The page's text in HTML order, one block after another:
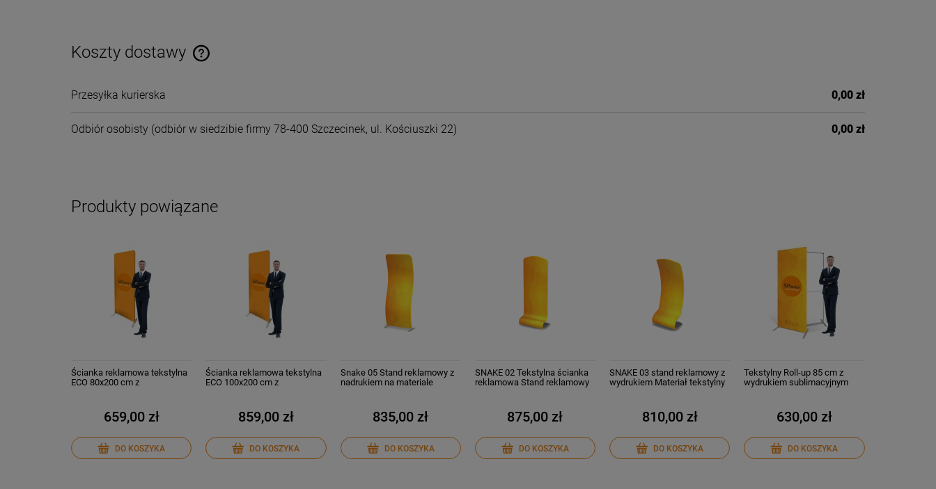
Koszty dostawy
Przesyłka kurierska 0,00 zł
Odbiór osobisty (odbiór w siedzibie firmy 78-400 Szczecinek, ul. Kościuszki 22) 0,00 zł
Produkty powiązane
Ścianka reklamowa tekstylna
ECO 80x200 cm z
659,00 zł
DO KOSZYKA
Ścianka reklamowa tekstylna
ECO 100x200 cm z
859,00 zł
DO KOSZYKA
Snake 05 Stand reklamowy z
nadrukiem na materiale
835,00 zł
DO KOSZYKA
SNAKE 02 Tekstylna ścianka
reklamowa Stand reklamowy
875,00 zł
DO KOSZYKA
SNAKE 03 stand reklamowy z
wydrukiem Materiał tekstylny
810,00 zł
DO KOSZYKA
Tekstylny Roll-up 85 cm z
wydrukiem sublimacyjnym
630,00 zł
DO KOSZYKA